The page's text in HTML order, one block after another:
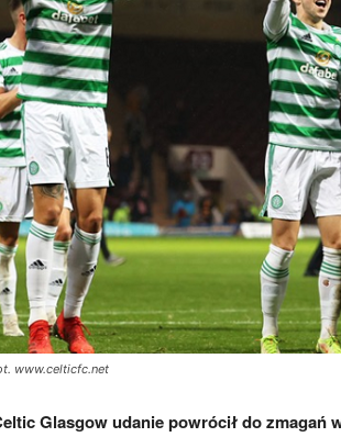
mecze,
skład)
www.celticfc.net
Glasgow udanie powrócił do